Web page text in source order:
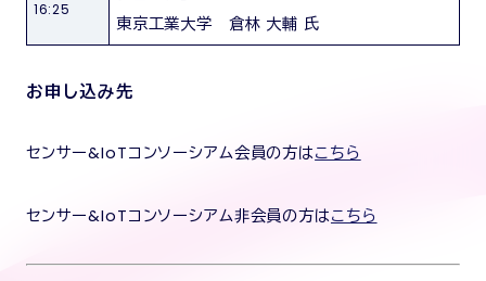
16:25
東京工業大学 倉林 大輔 氏
お申し込み先
センサー&IoTコンソーシアム会員の方はこちら
センサー&IoTコンソーシアム非会員の方はこちら